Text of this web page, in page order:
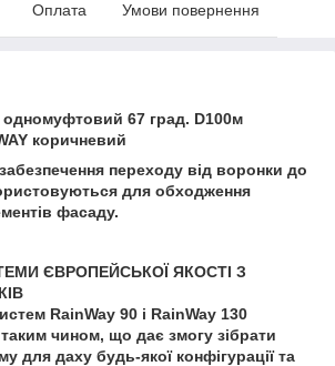
Оплата Умови повернення
одномуфтовий 67 град. D100м
коричневий
переходу від воронки до
для обходження
фасаду.
ЄВРОПЕЙСЬКОЇ ЯКОСТІ З
RainWay 90 і RainWay 130
чином, що дає змогу зібрати
для даху будь-якої конфігурації та